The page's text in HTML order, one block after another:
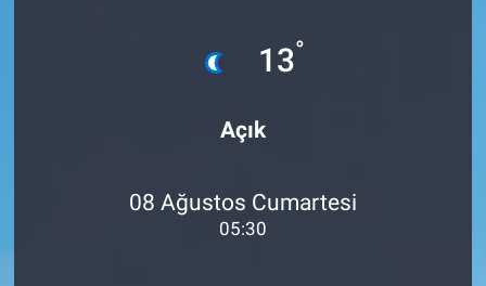
13°
Açık
08 Ağustos Cumartesi
05:30